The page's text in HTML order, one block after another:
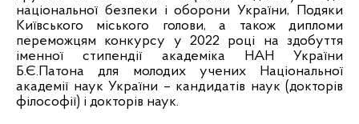
національної безпеки і оборони України, Подяки
Київського міського голови, а також дипломи
переможцям конкурсу у 2022 році на здобуття
іменної стипендії академіка НАН України
Б.Є.Патона для молодих учених Національної
академії наук України – кандидатів наук (докторів
філософії) і докторів наук.